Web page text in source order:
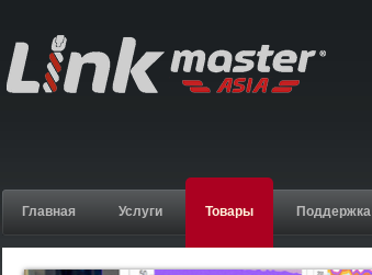
Главная Услуги Товары Поддержка